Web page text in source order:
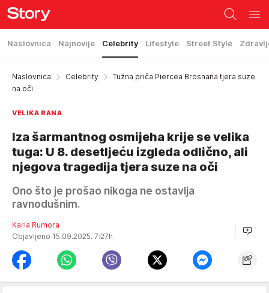
Naslovnica Najnovije Celebrity Lifestyle Street Style
Naslovnica Celebrity
Tužna priča Piercea Brosnana tjera suze
na oči
VELIKA RANA
Iza šarmantnog osmijeha krije se velika
tuga: U 8. desetljeću izgleda odlično, ali
njegova tragedija tjera suze na oči
Ono što je prošao nikoga ne ostavlja
ravnodušnim.
Karla Rumora
Objavljeno 15.09.2025. 7:27h